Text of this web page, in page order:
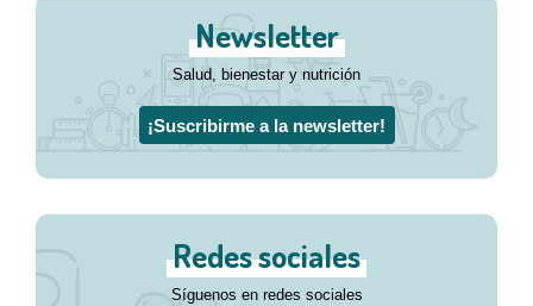
Newsletter
Salud, bienestar y nutrición
¡Suscribirme a la newsletter!
Redes sociales
Síguenos en redes sociales